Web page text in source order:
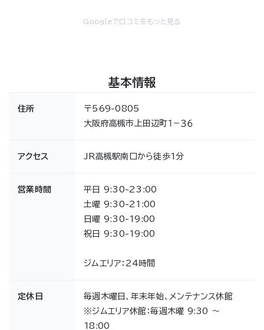
Googleで口コミをもっと見る
基本情報
住所
〒569-0805
大阪府高槻市上田辺町１−３６
アクセス JR高槻駅南口から徒歩1分
営業時間
平日 9:30-23:00
土曜 9:30-21:00
日曜 9:30-19:00
祝日 9:30-19:00
ジムエリア：24時間
定休日
毎週木曜日、年末年始、メンテナンス休館
※ジムエリア休館：毎週木曜 9:30 ～
18:00